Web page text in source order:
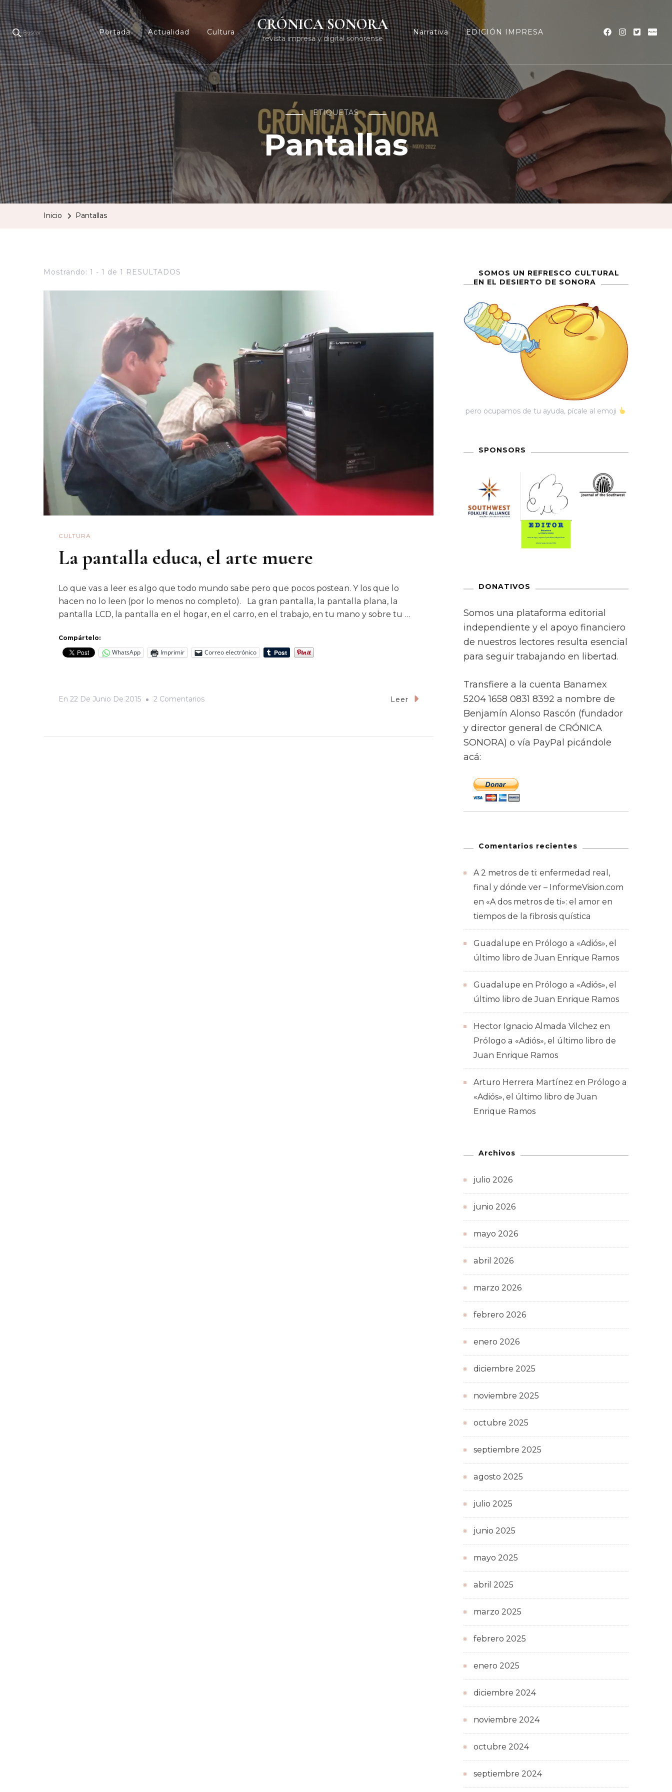
Buscar Portada Actualidad Cultura CRÓNICA SONORA
revista impresa y digital sonorense
Narrativa EDICIÓN IMPRESA
ETIQUETAS
Pantallas
Inicio Pantallas
Mostrando: 1 - 1 de 1 RESULTADOS
CULTURA
La pantalla educa, el arte muere
Lo que vas a leer es algo que todo mundo sabe pero que pocos postean. Y los que lo
hacen no lo leen (por lo menos no completo). La gran pantalla, la pantalla plana, la
pantalla LCD, la pantalla en el hogar, en el carro, en el trabajo, en tu mano y sobre tu …
Compártelo:
WhatsApp Imprimir Correo electrónico
En 22 De Junio De 2015 2 ComentariosEn
Leer
SOMOS UN REFRESCO CULTURAL
EN EL DESIERTO DE SONORA
pero ocupamos de tu ayuda, pícale al emoji
SPONSORS
DONATIVOS
Somos una plataforma editorial
independiente y el apoyo financiero
de nuestros lectores resulta esencial
para seguir trabajando en libertad.
Transfiere a la cuenta Banamex
5204 1658 0831 8392 a nombre de
Benjamín Alonso Rascón (fundador
y director general de CRÓNICA
SONORA) o vía PayPal picándole
acá:
Comentarios recientes
A 2 metros de ti: enfermedad real,
final y dónde ver – InformeVision.com
en «A dos metros de ti»: el amor en
tiempos de la fibrosis quística
Guadalupe en Prólogo a «Adiós», el
último libro de Juan Enrique Ramos
Guadalupe en Prólogo a «Adiós», el
último libro de Juan Enrique Ramos
Hector Ignacio Almada Vilchez en
Prólogo a «Adiós», el último libro de
Juan Enrique Ramos
Arturo Herrera Martínez en Prólogo a
«Adiós», el último libro de Juan
Enrique Ramos
Archivos
julio 2026
junio 2026
mayo 2026
abril 2026
marzo 2026
febrero 2026
enero 2026
diciembre 2025
noviembre 2025
octubre 2025
septiembre 2025
agosto 2025
julio 2025
junio 2025
mayo 2025
abril 2025
marzo 2025
febrero 2025
enero 2025
diciembre 2024
noviembre 2024
octubre 2024
septiembre 2024